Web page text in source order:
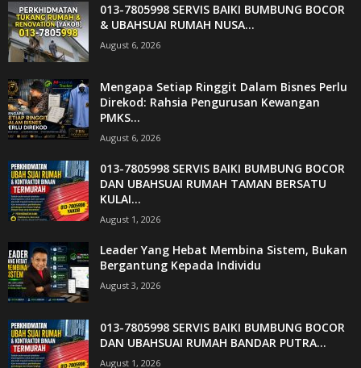
013-7805998 SERVIS BAIKI BUMBUNG BOCOR
& UBAHSUAI RUMAH NUSA...
August 6, 2026
Mengapa Setiap Ringgit Dalam Bisnes Perlu
Direkod: Rahsia Pengurusan Kewangan
PMKS...
August 6, 2026
013-7805998 SERVIS BAIKI BUMBUNG BOCOR
DAN UBAHSUAI RUMAH TAMAN BERSATU
KULAI...
August 1, 2026
Leader Yang Hebat Membina Sistem, Bukan
Bergantung Kepada Individu
August 3, 2026
013-7805998 SERVIS BAIKI BUMBUNG BOCOR
DAN UBAHSUAI RUMAH BANDAR PUTRA...
August 1, 2026